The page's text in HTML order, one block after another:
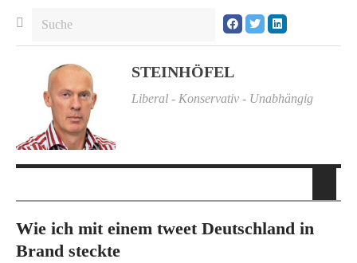
STEINHÖFEL
Liberal - Konservativ - Unabhängig
Wie ich mit einem tweet Deutschland in
Brand steckte